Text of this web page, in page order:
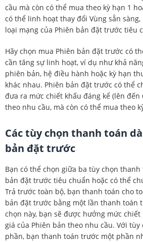
cầu mà còn có thể mua theo kỳ hạn 1
có thể linh hoạt thay đổi Vùng sẵn
loại mạng của Phiên bản đặt trước tiêu
Hãy chọn mua Phiên bản đặt trước có
cần tăng sự linh hoạt, ví dụ như khả
phiên bản, hệ điều hành hoặc kỳ hạn
khác nhau. Phiên bản đặt trước có thể
đưa ra mức chiết khấu đáng kể (lên đến
theo nhu cầu, mà còn có thể mua theo
Các tùy chọn thanh toán
bản đặt trước
Bạn có thể chọn giữa ba tùy chọn
bản đặt trước tiêu chuẩn hoặc có thể
Trả trước toàn bộ, bạn thanh toán cho
bản đặt trước bằng một lần thanh toán
chọn này, bạn sẽ được hưởng mức chiết
giá của Phiên bản theo nhu cầu. Với
phần, bạn thanh toán trước một phần